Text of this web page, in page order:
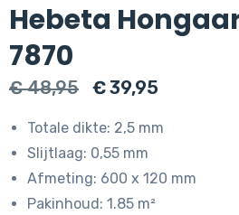
Hebeta
7870
€48,95
Oorspronkelijke
€ 48,95.
€39,95
€ 39,95.
Totale dikte: 2,5 mm
Slijtlaag: 0,55 mm
Afmeting: 600 x 120 mm
Pakinhoud: 1.85 m²